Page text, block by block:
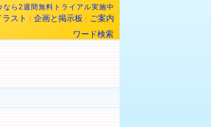
ら2週間無料トライアル実施中
スト | 企画と掲示板 | ご案内
ワード検索